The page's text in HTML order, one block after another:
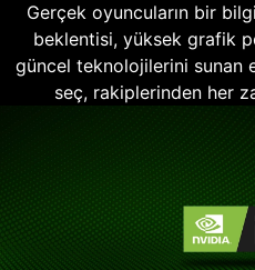
Gerçek oyuncuların bir
beklentisi, yüksek grafik
güncel teknolojilerini sunan
seç, rakiplerinden her